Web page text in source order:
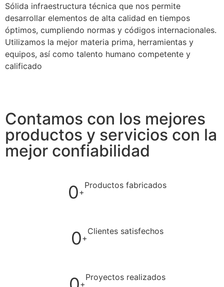
Sólida infraestructura técnica que nos permite
desarrollar elementos de alta calidad en tiempos
óptimos, cumpliendo normas y códigos internacionales.
Utilizamos la mejor materia prima, herramientas y
equipos, así como talento humano competente y
calificado
Contamos con los mejores
productos y servicios con la
mejor confiabilidad
0+
Productos fabricados
0+
Clientes satisfechos
+
Proyectos realizados